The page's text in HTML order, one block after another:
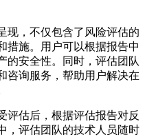
现，不仅包含了风险评估的
措施。用户可以根据报告中
的安全性。同时，评估团队
咨询服务，帮助用户解决在
评估后，根据评估报告对反
，评估团队的技术人员随时